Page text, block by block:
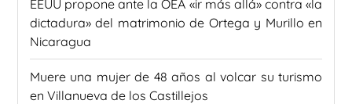
EEUU propone ante la OEA «ir más allá» contra «la
dictadura» del matrimonio de Ortega y Murillo en
Nicaragua
Muere una mujer de 48 años al volcar su turismo
en Villanueva de los Castillejos